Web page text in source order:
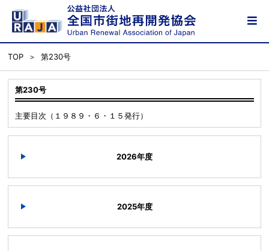
TOP 第230号
第230号
主要目次（１９８９・６・１５発行）
2026年度
2025年度